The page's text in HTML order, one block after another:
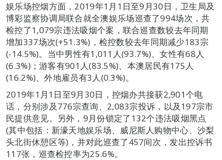
娱乐场控烟方面，2019年1月1日至9月30日，卫生局及
博彩监察协调局联合就全澳娱乐场巡查了994场次，共
检控了1,079宗违法吸烟个案，联合巡查数较去年同期
增加337场次(+51.3%)，检控数较去年同期减少183宗
(-14.5%)。当中男性有1,011人(93.7%)、女性有68人
(6.3%)；游客有901人(83.5%)、本澳居民有175人
(16.2%)、外地雇员有3人(0.3%)。
2019年1月1日至9月30日，控烟办共接获2,901个电
话，分别涉及776宗查询、2,083宗投诉，以及197宗市
民提供意见。另外，9月份锁定了132个违法吸烟黑点
(其中包括：新濠天地娱乐场、威尼斯人购物中心、沙梨
头北街休憩区等)，并对此巡查了457间次，发出控诉书
117张，巡查检控率为25.6%。